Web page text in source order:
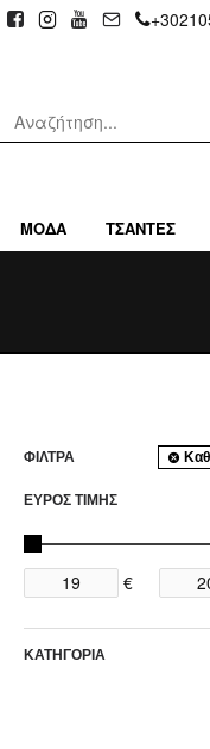
ΜΟΔΑ ΤΣΑΝΤΕΣ
ΦΊΛΤΡΑ
ΕΥΡΟΣ ΤΙΜΗΣ
€
ΚΑΤΗΓΟΡΙΑ